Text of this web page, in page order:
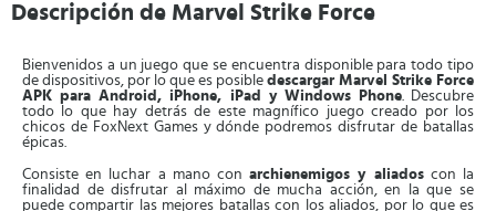
Descripción de Marvel Strike Force
Bienvenidos a un juego que se encuentra disponible para todo tipo
de dispositivos, por lo que es posible descargar Marvel Strike Force
APK para Android, iPhone, iPad y Windows Phone. Descubre
todo lo que hay detrás de este magnífico juego creado por los
chicos de FoxNext Games y dónde podremos disfrutar de batallas
épicas.
Consiste en luchar a mano conarchienemigos y aliadoscon la
finalidad de disfrutar al máximo de mucha acción, en la que se
puede compartir las mejores batallas con los aliados, por lo que es